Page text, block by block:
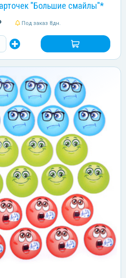
"Большие смайлы"*
Под заказ 8дн.